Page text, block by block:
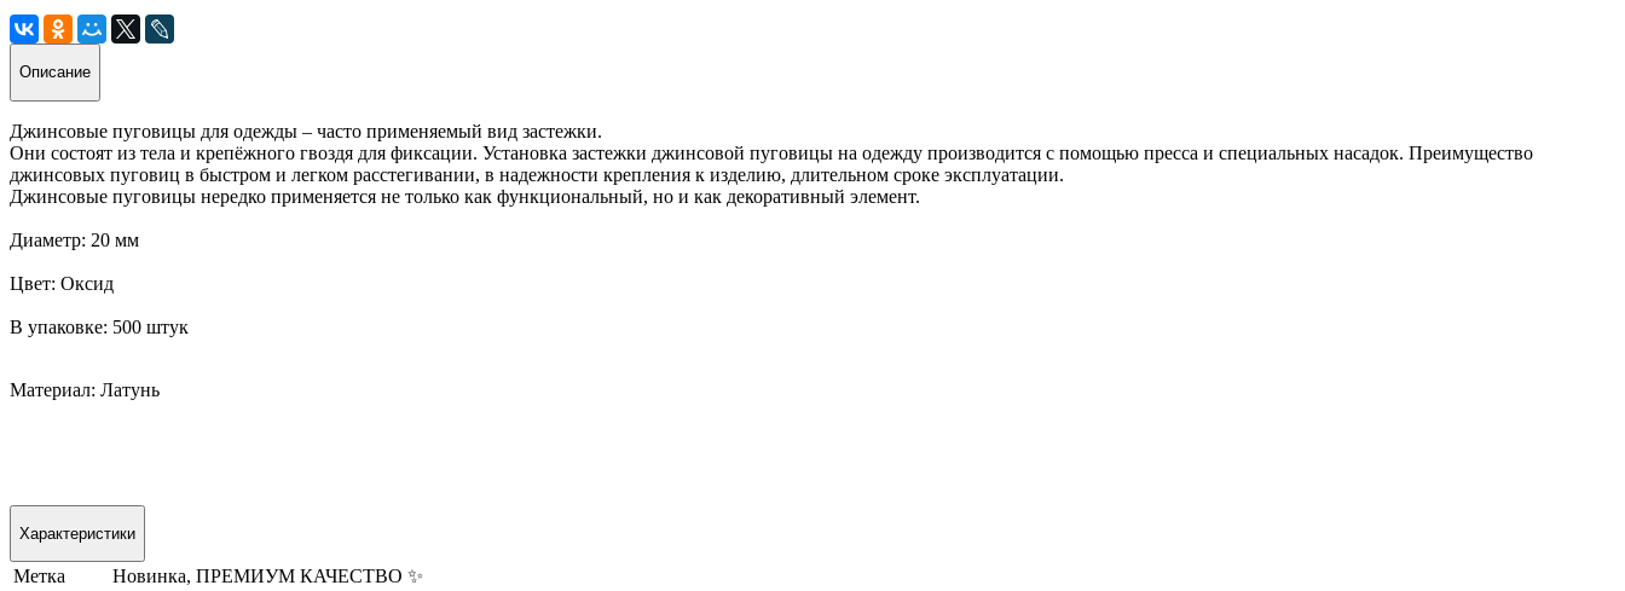
Описание
Джинсовые пуговицы для одежды – часто применяемый вид застежки.
Они состоят из тела и крепёжного гвоздя для фиксации. Установка застежки джинсовой пуговицы на одежду производится с помощью пресса и специальных насадок. Преимущество
джинсовых пуговиц в быстром и легком расстегивании, в надежности крепления к изделию, длительном сроке эксплуатации.
Джинсовые пуговицы нередко применяется не только как функциональный, но и как декоративный элемент.
Диаметр: 20 мм
Цвет: Оксид
В упаковке: 500 штук
Материал: Латунь
Характеристики
Метка
Новинка, ПРЕМИУМ КАЧЕСТВО ✨